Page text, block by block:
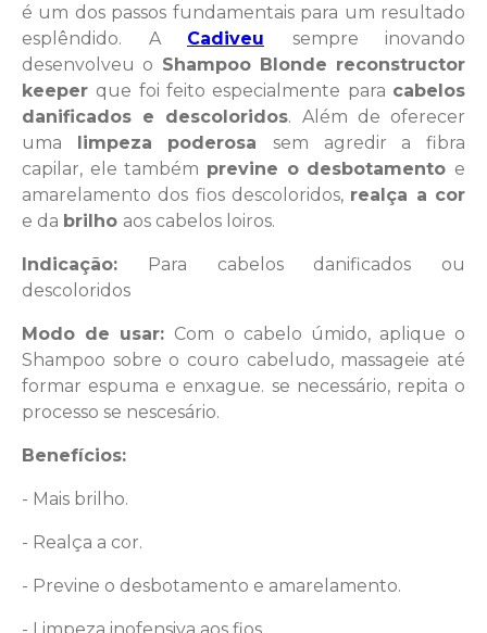
é um dos passos fundamentais para um resultado
esplêndido. A Cadiveu
sempre inovando
desenvolveu o Shampoo Blonde reconstructor
keeper que foi feito especialmente para cabelos
danificados e descoloridos. Além de oferecer
uma limpeza poderosasem agredir a fibra
capilar, ele também previne o desbotamento e
amarelamento dos fios descoloridos, realça a cor
e da brilho aos cabelos loiros.
Indicação: Para cabelos danificados ou
descoloridos
Modo de usar: Com o cabelo úmido, aplique o
Shampoo sobre o couro cabeludo, massageie até
formar espuma e enxague. se necessário, repita o
processo se nescesário.
Benefícios:
- Mais brilho.
- Realça a cor.
- Previne o desbotamento e amarelamento.